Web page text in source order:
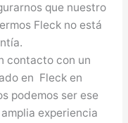
que nuestro
Fleck no está
contacto con un
en Fleck en
podemos ser ese
experiencia